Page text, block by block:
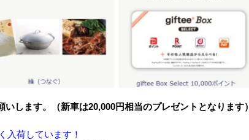
します。（新車は20,000円相当のプレゼントとなります）
入荷しています！